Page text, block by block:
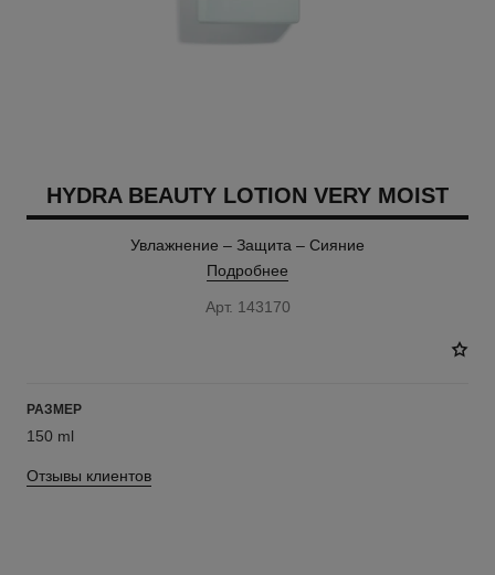
HYDRA BEAUTY LOTION VERY MOIST
Увлажнение – Защита – Сияние
Подробнее
Арт. 143170
РАЗМЕР
150 ml
Отзывы клиентов